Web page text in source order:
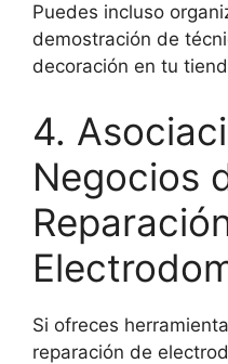
Puedes incluso
demostración de
decoración en tu
4.
Negocios
Si ofreces
reparación de